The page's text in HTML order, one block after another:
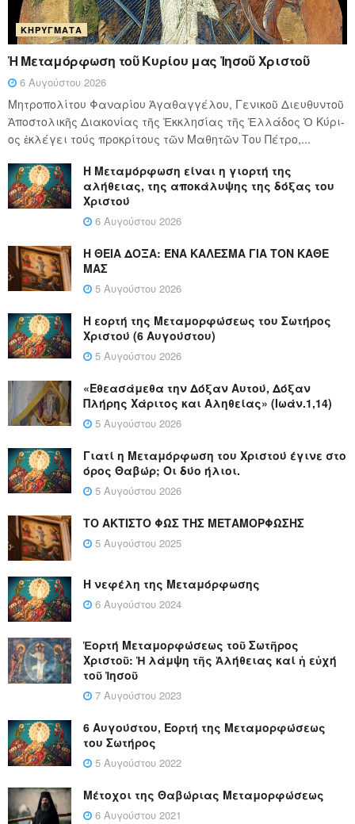
ΚΗΡΎΓΜΑΤΑ
Ἡ Μεταμόρφωση τοῦ Κυρίου μας Ἰησοῦ Χριστοῦ
6 Αυγούστου 2026
Μητροπολίτου Φαναρίου Ἀγαθαγγέλου, Γενικοῦ Διευθυντοῦ
Ἀποστολικῆς Διακονίας τῆς Ἐκκλησίας τῆς Ἑλλάδος Ὁ Κύ­ρι­
ος ἐκλέγει τούς προ­κρί­τους τῶν Μα­θη­τῶν Του Πέ­τρο,...
Η Μεταμόρφωση είναι η γιορτή της
αλήθειας, της αποκάλυψης της δόξας του
Χριστού
6 Αυγούστου 2026
Η ΘΕΙΑ ΔΟΞΑ: ΈΝΑ ΚΑΛΕΣΜΑ ΓΙΑ ΤΟΝ ΚΑΘΕ
ΜΑΣ
5 Αυγούστου 2026
Η εορτή της Μεταμορφώσεως του Σωτήρος
Χριστού (6 Αυγούστου)
5 Αυγούστου 2026
«Εθεασάμεθα την Δόξαν Αυτού, Δόξαν
Πλήρης Χάριτος και Αληθείας» (Ιωάν.1,14)
5 Αυγούστου 2026
Γιατί η Μεταμόρφωση του Χριστού έγινε στο
όρος Θαβώρ; Οι δύο ήλιοι.
5 Αυγούστου 2026
ΤΟ ΑΚΤΙΣΤΟ ΦΩΣ ΤΗΣ ΜΕΤΑΜΟΡΦΩΣΗΣ
5 Αυγούστου 2025
Η νεφέλη της Μεταμόρφωσης
6 Αυγούστου 2024
Ἑορτή Μεταμορφώσεως τοῦ Σωτῆρος
Χριστοῦ: Ἡ λάμψη τῆς Ἀλήθειας καί ἡ εὐχή
τοῦ Ἰησοῦ
7 Αυγούστου 2023
6 Αυγούστου, Εορτή της Μεταμορφώσεως
του Σωτήρος
5 Αυγούστου 2022
Μέτοχοι της Θαβώριας Μεταμορφώσεως
6 Αυγούστου 2021